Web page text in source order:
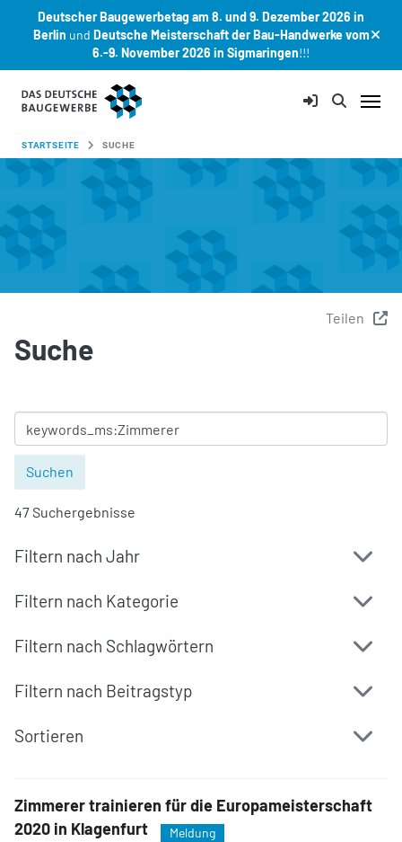
Deutscher Baugewerbetag am 8. und 9. Dezember 2026 in
Berlin und Deutsche Meisterschaft der Bau-Handwerke vom
6.-9. November 2026 in Sigmaringen!!!
Zum Hauptinhalt springen
SIE SIND HIER:
STARTSEITE SUCHE
Teilen
Suche
47 Suchergebnisse
Filtern nach Jahr
Filtern nach Kategorie
Filtern nach Schlagwörtern
Filtern nach Beitragstyp
Sortieren
Zimmerer trainieren für die Europameisterschaft
2020 in Klagenfurt
Meldung